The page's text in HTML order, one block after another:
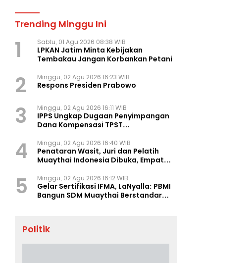
Trending Minggu Ini
1 Sabtu, 01 Agu 2026 08:38 WIB
LPKAN Jatim Minta Kebijakan
Tembakau Jangan Korbankan Petani
2 Minggu, 02 Agu 2026 16:23 WIB
Respons Presiden Prabowo
3 Minggu, 02 Agu 2026 16:11 WIB
IPPS Ungkap Dugaan Penyimpangan
Dana Kompensasi TPST
4 Minggu, 02 Agu 2026 16:40 WIB
Penataran Wasit, Juri dan Pelatih
Muaythai Indonesia Dibuka, Empat
5 Minggu, 02 Agu 2026 16:12 WIB
Gelar Sertifikasi IFMA, LaNyalla: PBMI
Bangun SDM Muaythai Berstandar
Politik